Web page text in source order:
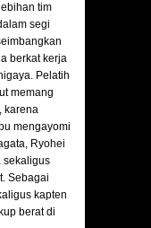
tim
segi
berkat kerja
Pelatih
memang
karena
mengayomi
Ryohei
sekaligus
Sebagai
kapten
berat di